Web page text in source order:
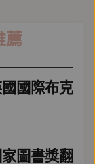
薦
國際布克
圖書獎翻